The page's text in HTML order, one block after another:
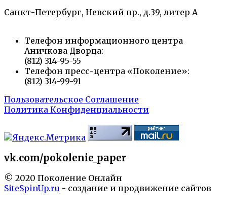
Санкт-Петербург, Невский пр., д.39, литер А
Телефон информационного центра
Аничкова Дворца:
(812) 314-95-55
Телефон пресс-центра «Поколение»:
(812) 314-99-91
Пользовательское Соглашение
Политика Конфиденциальности
vk.com/pokolenie_paper
© 2020 Поколение Онлайн
SiteSpinUp.ru - создание и продвижение сайтов